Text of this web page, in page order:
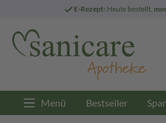
E-Rezept: Heute bestellt,
Menü Bestseller